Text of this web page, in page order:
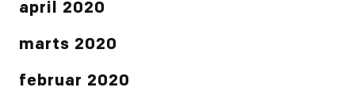
april 2020
marts 2020
februar 2020